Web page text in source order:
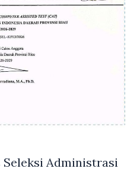
Seleksi Administrasi